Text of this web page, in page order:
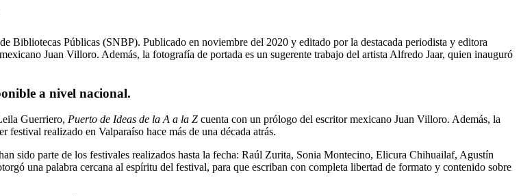
Bibliotecas Públicas (SNBP). Publicado en noviembre del 2020 y editado por la destacada periodista y editora
Juan Villoro. Además, la fotografía de portada es un sugerente trabajo del artista Alfredo Jaar, quien inauguró
a nivel nacional.
Guerriero, Puerto de Ideas de la A a la Z cuenta con un prólogo del escritor mexicano Juan Villoro. Además, la
realizado en Valparaíso hace más de una década atrás.
sido parte de los festivales realizados hasta la fecha: Raúl Zurita, Sonia Montecino, Elicura Chihuailaf, Agustín
una palabra cercana al espíritu del festival, para que escriban con completa libertad de formato y contenido sobre